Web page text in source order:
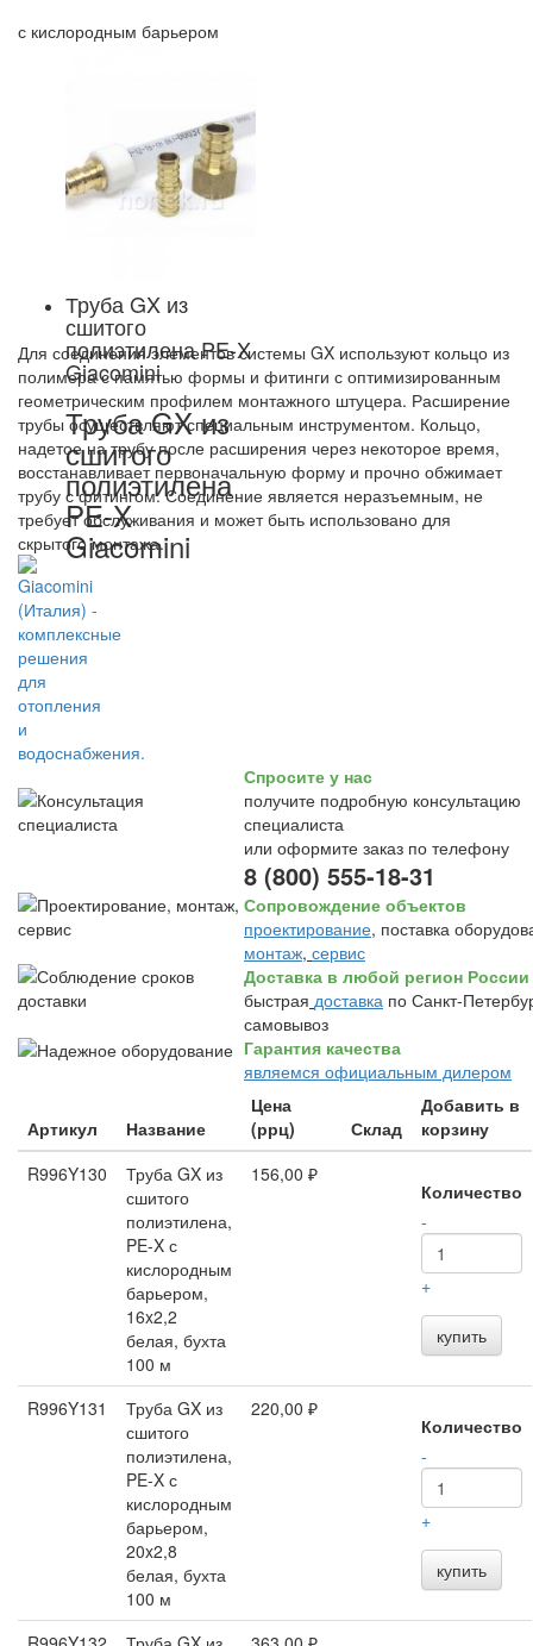
с кислородным барьером
Труба GX из
сшитого
полиэтилена PE-X
Giacomini
Труба GX из
сшитого
полиэтилена
PE-X
Giacomini
Для соединения элементов системы GX используют кольцо из
полимера с памятью формы и фитинги с оптимизированным
геометрическим профилем монтажного штуцера. Расширение
трубы осуществляют специальным инструментом. Кольцо,
надетое на трубу после расширения через некоторое время,
восстанавливает первоначальную форму и прочно обжимает
трубу с фитингом. Соединение является неразъемным, не
требует обслуживания и может быть использовано для
скрытого монтажа.
Спросите у нас
получите подробную консультацию
специалиста
или оформите заказ по телефону
8 (800) 555-18-31
Сопровождение объектов
проектирование, поставка
монтаж, сервис
Доставка в любой регион России
быстрая доставка по Санкт-
самовывоз
Гарантия качества
являемся официальным дилером
Артикул Название
Цена
(ррц)
Склад
Добавить в
корзину
R996Y130
Труба GX из
сшитого
полиэтилена,
PE-X с
кислородным
барьером,
16x2,2
белая, бухта
100 м
156,00 ₽
Количество
-
+
купить
R996Y131
Труба GX из
сшитого
полиэтилена,
PE-X с
кислородным
барьером,
20x2,8
белая, бухта
100 м
220,00 ₽
Количество
-
+
купить